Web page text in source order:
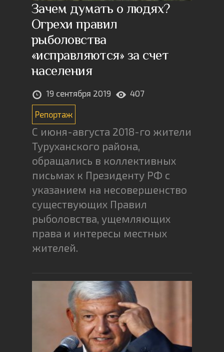
Зачем думать о людях?
Огрехи правил
рыболовства
«исправляются» за счет
населения
19 сентября 2019 407
Репортаж
C июня-августа 2018-го жители
Туруханского района,
обращались в коллективных
письмах к Президенту РФ с
указанием на несовершенство
существующих Правил
рыболовства, ущемляющих
права и интересы местных
жителей.